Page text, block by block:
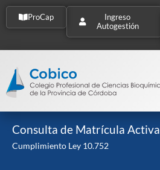
ProCap
Ingreso
Autogestión
Consulta de Matrícula Activa
Cumplimiento Ley 10.752